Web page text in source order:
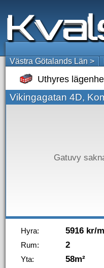
Västra Götalands Län >
Uthyres
Vikingagatan 4D,
Gatuvy
Hyra: 5916 kr/
Rum: 2
Yta: 58m²